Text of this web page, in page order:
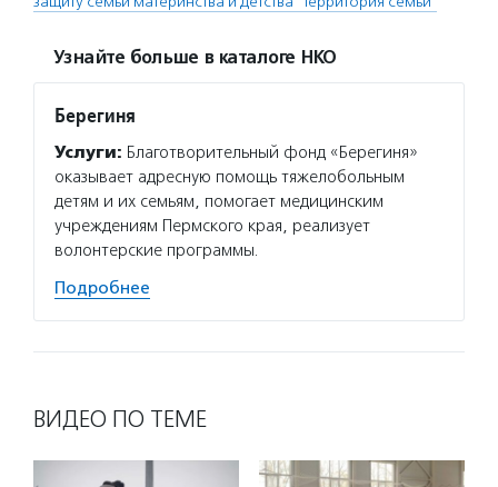
Узнайте больше в каталоге НКО
Берегиня
Услуги: Благотворительный фонд «Берегиня»
оказывает адресную помощь тяжелобольным
детям и их семьям, помогает медицинским
учреждениям Пермского края, реализует
волонтерские программы.
Подробнее
ВИДЕО ПО ТЕМЕ